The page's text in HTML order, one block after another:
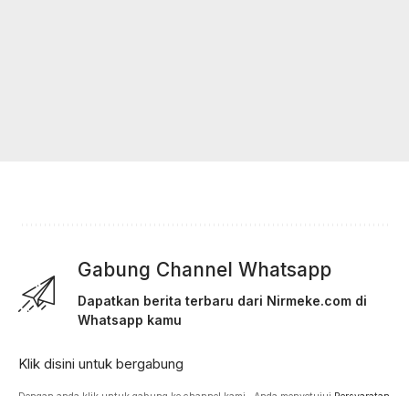
Gabung Channel Whatsapp
Dapatkan berita terbaru dari Nirmeke.com di
Whatsapp kamu
Klik disini untuk bergabung